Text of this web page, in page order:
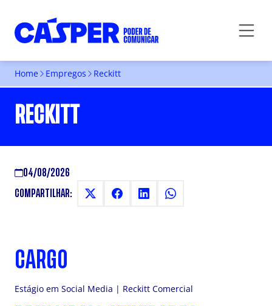
Home Empregos Reckitt
RECKITT
04/08/2026
COMPARTILHAR:
CARGO
Estágio em Social Media | Reckitt Comercial